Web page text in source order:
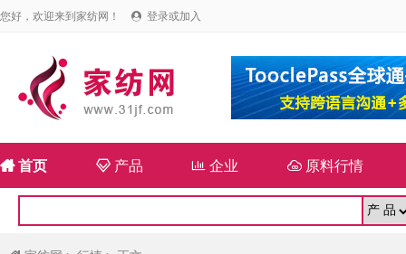
您好，欢迎来到家纺网！  登录或加入
首页 产品  企业 原料行情